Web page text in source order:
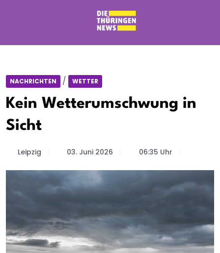
NACHRICHTEN / WETTER
Kein Wetterumschwung in
Sicht
Leipzig 03. Juni 2026 06:35 Uhr